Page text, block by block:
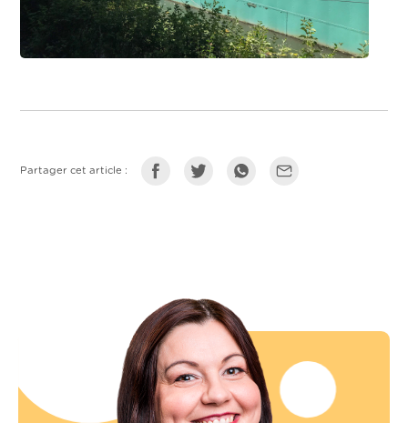
Partager cet article :